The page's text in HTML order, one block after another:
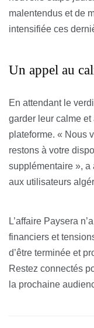
malentendus et de
intensifiée ces
Un appel au
En attendant le
garder leur calme
plateforme. « Nous
restons à votre
supplémentaire », a
aux utilisateurs
L’affaire Paysera
financiers et
d’être terminée et
Restez connectés
la prochaine